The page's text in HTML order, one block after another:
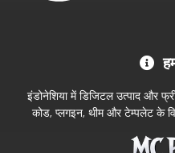
आधिकारिक
इंडोनेशिया में डिजिटल उत्पाद और
कोड, प्लगइन, थीम और टेम्पलेट के